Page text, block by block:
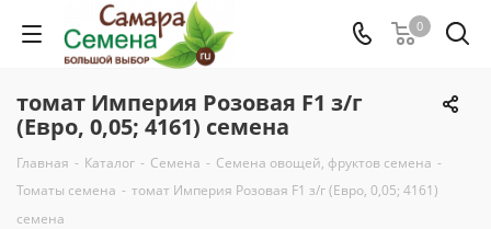
0
томат Империя Розовая F1 з/г
(Евро, 0,05; 4161) семена
Главная - Каталог - Семена - Семена овощей, фруктов семена -
Томаты семена - томат Империя Розовая F1 з/г (Евро, 0,05; 4161)
семена